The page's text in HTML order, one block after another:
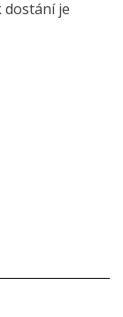
dostání je